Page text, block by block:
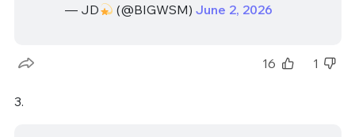
— JD (@BIGWSM) June 2, 2026
16 1
3.